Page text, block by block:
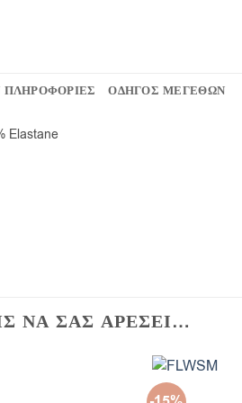
ΠΛΗΡΟΦΟΡΙΕΣ ΟΔΗΓΟΣ ΜΕΓΕΘΩΝ
Elastane
ΝΑ ΣΑΣ ΑΡΕΣΕΙ…